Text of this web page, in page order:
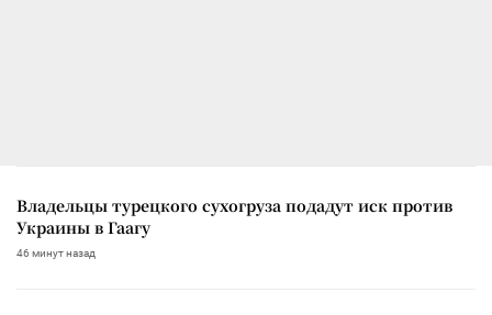
Владельцы турецкого сухогруза подадут иск против
Украины в Гаагу
46 минут назад